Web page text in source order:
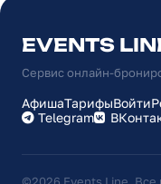
EVENTS
Сервис онлайн-
АфишаТарифыВойти
Telegram